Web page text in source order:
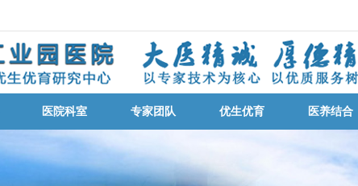
医院科室 专家团队 优生优育 医养结合